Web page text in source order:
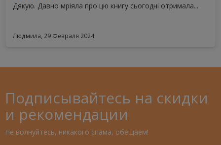
Дякую. Давно мріяла про цю книгу сьогодні отримала...
Людмила, 29 Февраля 2024
Подписывайтесь на скидки
и рекомендации
Не волнуйтесь, никакого спама, обещаем!